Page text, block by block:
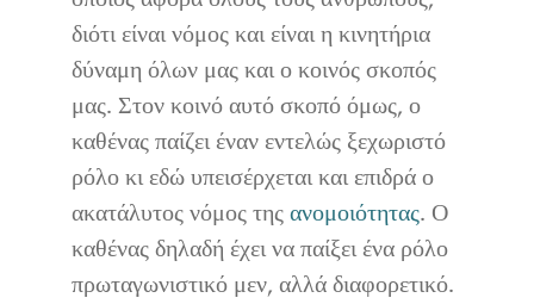
διότι είναι νόμος και είναι η κινητήρια
δύναμη όλων μας και ο κοινός σκοπός
μας. Στον κοινό αυτό σκοπό όμως, ο
καθένας παίζει έναν εντελώς ξεχωριστό
ρόλο κι εδώ υπεισέρχεται και επιδρά ο
ακατάλυτος νόμος τηςανομοιότητας. Ο
καθένας δηλαδή έχει να παίξει ένα ρόλο
πρωταγωνιστικό μεν, αλλά διαφορετικό.